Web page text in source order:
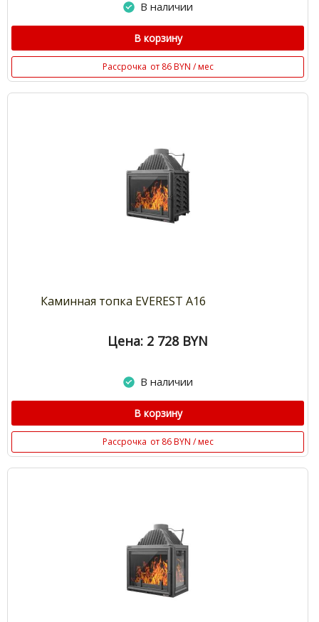
В наличии
В корзину
Рассрочка от 86 BYN / мес
Каминная топка EVEREST A16
Цена: 2 728 BYN
В наличии
В корзину
Рассрочка от 86 BYN / мес